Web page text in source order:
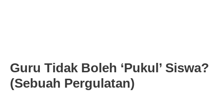
Guru Tidak Boleh ‘Pukul’ Siswa?
(Sebuah Pergulatan)